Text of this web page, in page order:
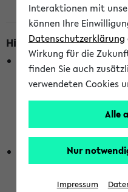
Hinweise zur Liste der
In dieser Liste werden
berücksichtigt, die
Stunden stattfinden.
wurden. Die Anzeige ist
abhängig vom im eKVV
Die hier gezeigte Liste
vollständig sein, wenn
die Änderungen zeitnah
Interaktionen mit
können Ihre
Datenschutzerklärung
Wirkung für die
finden Sie auch
verwendeten Cookies
Alle
Nur
Impressum